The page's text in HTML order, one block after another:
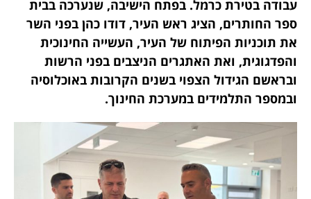
עבודה בטירת כרמל. בפתח הישיבה, שנערכה בבית
ספר החותרים, הציג ראש העיר, דודו כהן בפני השר
את תוכניות הפיתוח של העיר, העשייה החינוכית
והפדגוגית, ואת האתגרים הניצבים בפני הרשות
ובראשם הגידול הצפוי בשנים הקרובות באוכלוסיה
ובמספר התלמידים במערכת החינוך.